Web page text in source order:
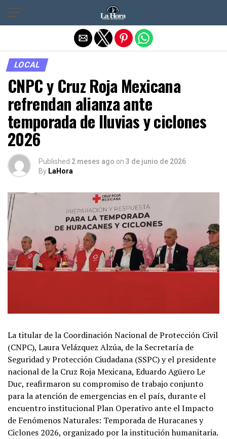
LOCAL
CNPC y Cruz Roja Mexicana
refrendan alianza ante
temporada de lluvias y ciclones
2026
Published 2 meses ago on 3 de junio de 2026
By LaHora
La titular de la Coordinación Nacional de Protección Civil
(CNPC), Laura Velázquez Alzúa, de la Secretaría de
Seguridad y Protección Ciudadana (SSPC) y el presidente
nacional de la Cruz Roja Mexicana, Eduardo Agüero Le
Duc, reafirmaron su compromiso de trabajo conjunto
para la atención de emergencias en el país, durante el
encuentro institucional Plan Operativo ante el Impacto
de Fenómenos Naturales: Temporada de Huracanes y
Ciclones 2026, organizado por la institución humanitaria.
Salir de la versión móvil